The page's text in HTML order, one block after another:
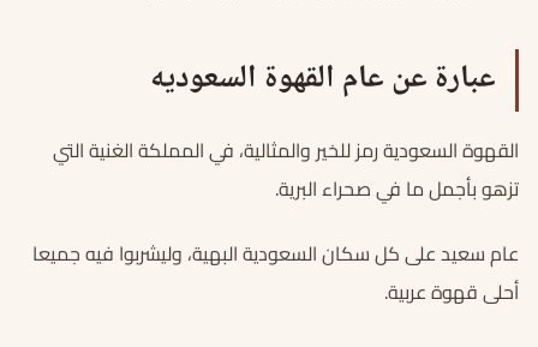
عبارة عن عام القهوة السعوديه
القهوة السعودية رمز للخير والمثالية، في المملكة الغنية التي
تزهو بأجمل ما في صحراء البرية.
عام سعيد على كل سكان السعودية البهية، وليشربوا فيه جميعا
أحلى قهوة عربية.